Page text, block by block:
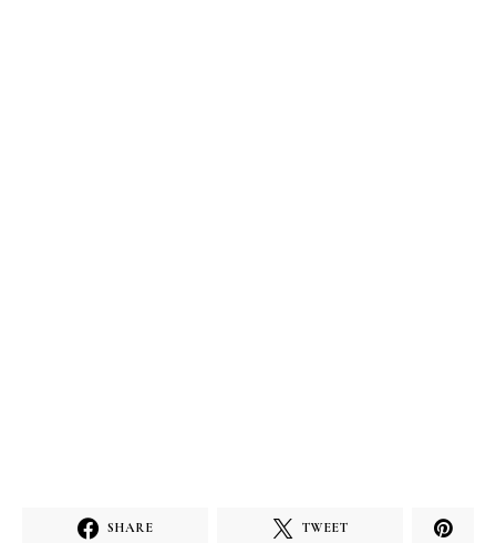
SHARE TWEET